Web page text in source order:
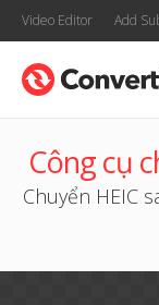
Video Editor Add
Công cụ
Chuyển HEIC